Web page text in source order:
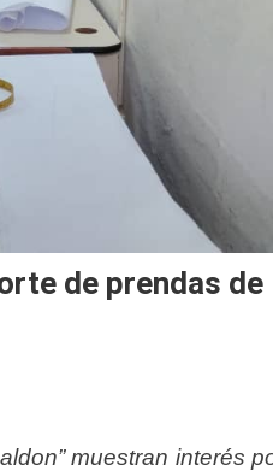
de prendas de
muestran interés